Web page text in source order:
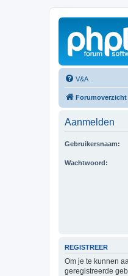
V&A
Forumoverzicht
Aanmelden
Gebruikersnaam:
Wachtwoord:
REGISTREER
Om je te kunnen
geregistreerde